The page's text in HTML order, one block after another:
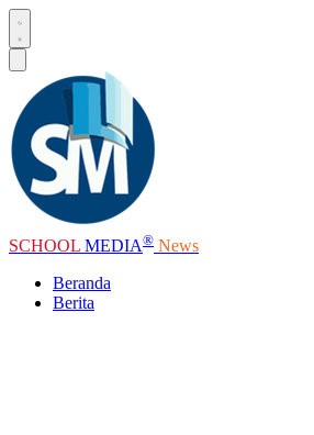
SCHOOL MEDIA® News
Beranda
Berita